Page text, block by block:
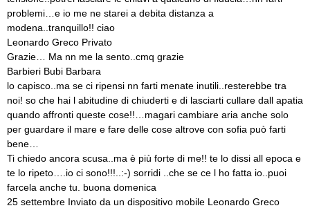
problemi…e io me ne starei a debita distanza a
modena..tranquillo!! ciao
Leonardo Greco Privato
Grazie… Ma nn me la sento..cmq grazie
Barbieri Bubi Barbara
lo capisco..ma se ci ripensi nn farti menate inutili..resterebbe tra
noi! so che hai l abitudine di chiuderti e di lasciarti cullare dall apatia
quando affronti queste cose!!…magari cambiare aria anche solo
per guardare il mare e fare delle cose altrove con sofia può farti
bene…
Ti chiedo ancora scusa..ma è più forte di me!! te lo dissi all epoca e
te lo ripeto….io ci sono!!!..:-) sorridi ..che se ce l ho fatta io..puoi
farcela anche tu. buona domenica
25 settembre Inviato da un dispositivo mobile Leonardo Greco